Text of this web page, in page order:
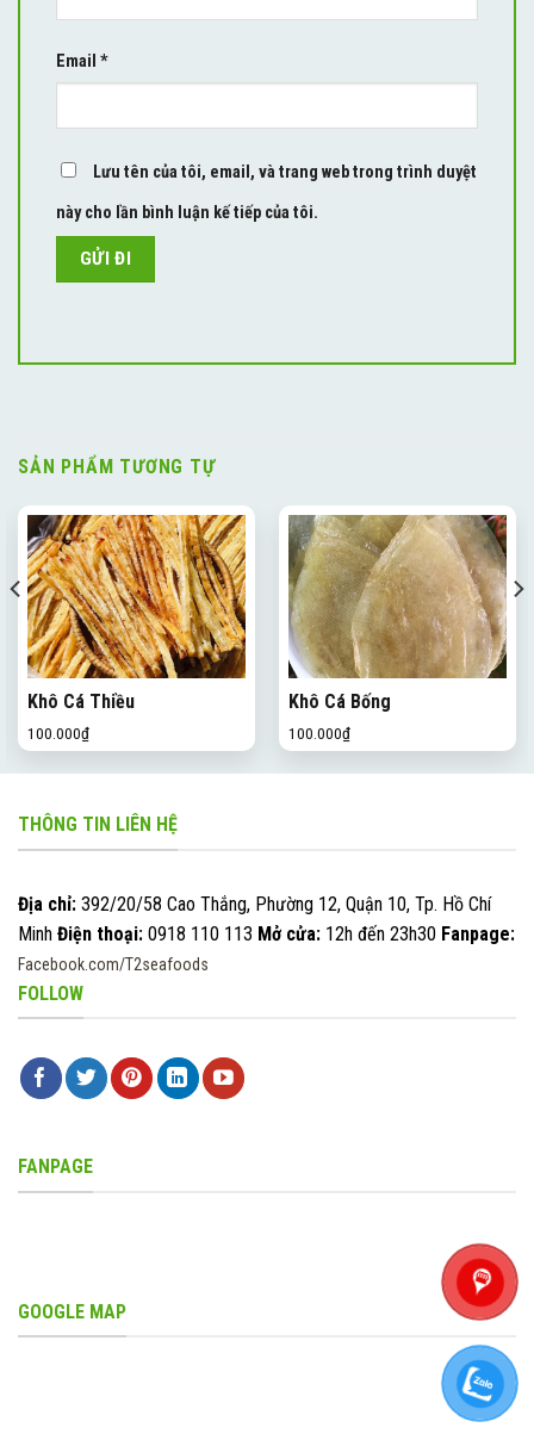
Email *
Lưu tên của tôi, email, và trang web trong trình duyệt
này cho lần bình luận kế tiếp của tôi.
SẢN PHẨM TƯƠNG TỰ
Khô Cá Thiều
100.000₫
Khô Cá Bống
100.000₫
THÔNG TIN LIÊN HỆ
Địa chỉ: 392/20/58 Cao Thắng, Phường 12, Quận 10, Tp. Hồ Chí
Minh Điện thoại: 0918 110 113 Mở cửa: 12h đến 23h30 Fanpage:
Facebook.com/T2seafoods
FOLLOW
FANPAGE
GOOGLE MAP